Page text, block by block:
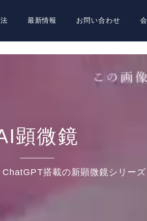
最新情報 お問い合わせ
顕微鏡
搭載の新顕微鏡シリーズ